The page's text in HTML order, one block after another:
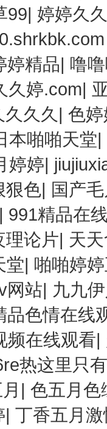
99| 婷婷久
婷精品| 噜
久婷.com|
久久 |色
本啪啪天堂|
婷婷|
狠色| 国产
| 991精品在
理论片| 天
堂| 啪啪婷
网站| 九九
品色情在线
频在线观看|
热这里只
|色五月色
|丁香五月